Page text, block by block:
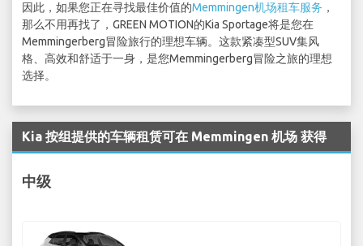
因此，如果您正在寻找最佳价值的Memmingen机场租车服务 ，
那么不用再找了，GREEN MOTION的Kia Sportage将是您在
Memmingerberg冒险旅行的理想车辆。这款紧凑型SUV集风
格、高效和舒适于一身，是您Memmingerberg冒险之旅的理想
选择。
Kia 按组提供的车辆租赁可在 Memmingen 机场 获得
中级